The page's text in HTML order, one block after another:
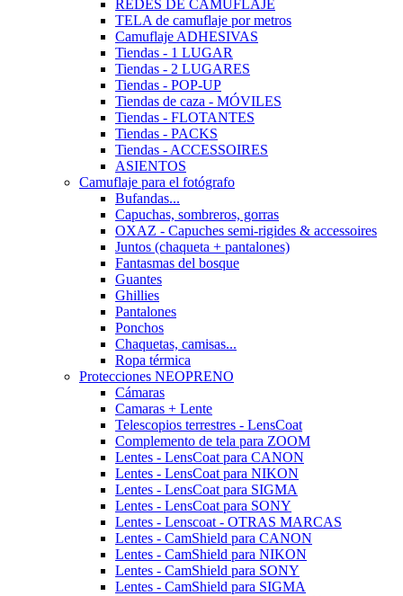
REDES DE CAMUFLAJE
TELA de camuflaje por metros
Camuflaje ADHESIVAS
Tiendas - 1 LUGAR
Tiendas - 2 LUGARES
Tiendas - POP-UP
Tiendas de caza - MÓVILES
Tiendas - FLOTANTES
Tiendas - PACKS
Tiendas - ACCESSOIRES
ASIENTOS
Camuflaje para el fotógrafo
Bufandas...
Capuchas, sombreros, gorras
OXAZ - Capuches semi-rigides & accessoires
Juntos (chaqueta + pantalones)
Fantasmas del bosque
Guantes
Ghillies
Pantalones
Ponchos
Chaquetas, camisas...
Ropa térmica
Protecciones NEOPRENO
Cámaras
Camaras + Lente
Telescopios terrestres - LensCoat
Complemento de tela para ZOOM
Lentes - LensCoat para CANON
Lentes - LensCoat para NIKON
Lentes - LensCoat para SIGMA
Lentes - LensCoat para SONY
Lentes - Lenscoat - OTRAS MARCAS
Lentes - CamShield para CANON
Lentes - CamShield para NIKON
Lentes - CamShield para SONY
Lentes - CamShield para SIGMA